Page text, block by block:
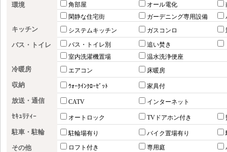
環境 角部屋 オール電化
閑静な住宅街
ガーデニング専用設備
キッチン システムキッチン ガスコンロ
バス・トイレ バス・トイレ別 追い焚き
室内洗濯機置場
温水洗浄便座
冷暖房 エアコン 床暖房
収納 ｳｫｰｸｲﾝｸﾛｰｾﾞｯﾄ 家具付
放送・通信 CATV インターネット
ｾｷｭﾘﾃｨｰ オートロック TVドアホン付き
駐車・駐輪 駐輪場有り バイク置場有り
その他 ロフト付き 専用庭